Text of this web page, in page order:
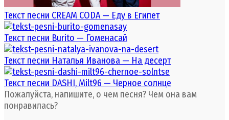
Текст песни CREAM CODA — Еду в Египет
Текст песни Burito — Гоменасай
Текст песни Наталья Иванова — На десерт
Текст песни DASHI, Milt96 — Черное солнце
Пожалуйста, напишите, о чем песня? Чем она вам
понравилась?